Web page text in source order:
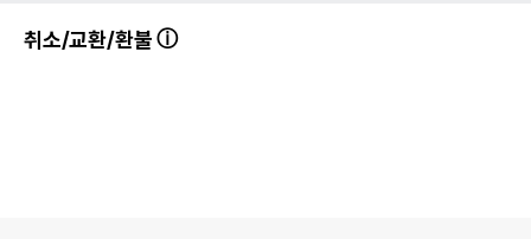
취소/교환/환불